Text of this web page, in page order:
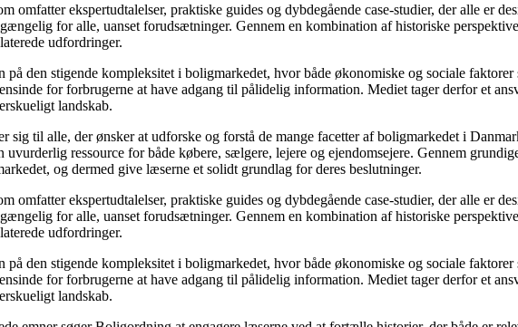
omfatter ekspertudtalelser, praktiske guides og dybdegående case-studier, der alle er
for alle, uanset forudsætninger. Gennem en kombination af historiske
udfordringer.
den stigende kompleksitet i boligmarkedet, hvor både økonomiske og sociale
for forbrugerne at have adgang til pålidelig information. Mediet tager derfor et
landskab.
sig til alle, der ønsker at udforske og forstå de mange facetter af boligmarkedet i
ressource for både købere, sælgere, lejere og ejendomsejere. Gennem
og dermed give læserne et solidt grundlag for deres beslutninger.
omfatter ekspertudtalelser, praktiske guides og dybdegående case-studier, der alle er
for alle, uanset forudsætninger. Gennem en kombination af historiske
udfordringer.
den stigende kompleksitet i boligmarkedet, hvor både økonomiske og sociale
for forbrugerne at have adgang til pålidelig information. Mediet tager derfor et
landskab.